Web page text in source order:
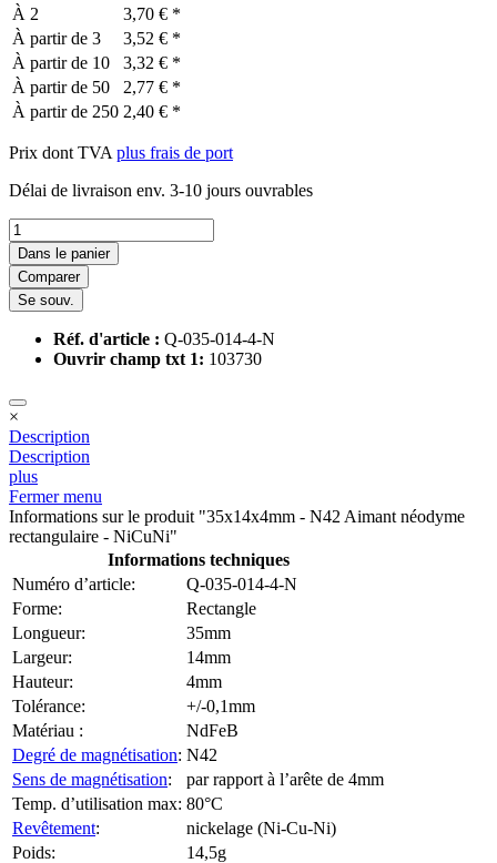
À 2
3,70 € *
À partir de 3
3,52 € *
À partir de 10
3,32 € *
À partir de 50
2,77 € *
À partir de 250 2,40 € *
Prix dont TVA plus frais de port
Délai de livraison env. 3-10 jours ouvrables
Dans le panier
Comparer
Se souv.
Réf. d'article : Q-035-014-4-N
Ouvrir champ txt 1: 103730
×
Description
Description
plus
Fermer menu
Informations sur le produit "35x14x4mm - N42 Aimant néodyme
rectangulaire - NiCuNi"
Informations techniques
Numéro d’article:
Q-035-014-4-N
Forme:
Rectangle
Longueur:
35mm
Largeur:
14mm
Hauteur:
4mm
Tolérance:
+/-0,1mm
Matériau :
NdFeB
Degré de magnétisation: N42
Sens de magnétisation:
par rapport à l’arête de 4mm
Temp. d’utilisation max: 80°C
Revêtement:
nickelage (Ni-Cu-Ni)
Poids:
14,5g